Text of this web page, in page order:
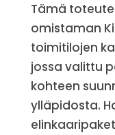
Tämä
omistaman
toimitilojen
jossa valittu
kohteen
ylläpidosta.